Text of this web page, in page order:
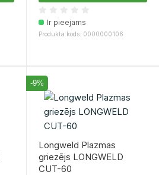
Ir pieejams
Produkta kods: 0000000106
-9%
Longweld Plazmas
griezējs LONGWELD
CUT-60